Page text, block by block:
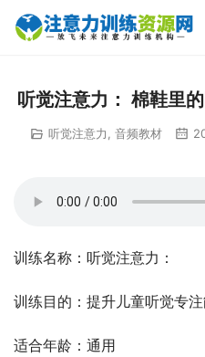
听觉注意力： 棉鞋里
听觉注意力 音频教材
训练名称：听觉注意力：
训练目的：提升儿童听觉专
适合年龄：通用